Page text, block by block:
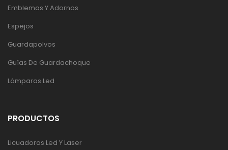
Emblemas Y Adornos
Espejos
Guardapolvos
Guías De Guardachoque
Lámparas Led
PRODUCTOS
Licuadoras Led Y Laser